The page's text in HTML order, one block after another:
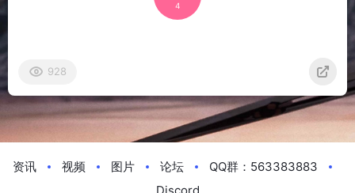
4
928
资讯 视频 图片 论坛
QQ群：563383883